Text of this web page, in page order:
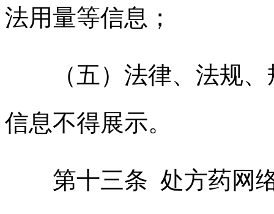
法用量等信息；
（五）法律、法规、
信息不得展示。
第十三条 处方药网络